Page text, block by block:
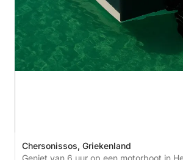
Chersonissos, Griekenland
Geniet van 6 uur op een motorboot in